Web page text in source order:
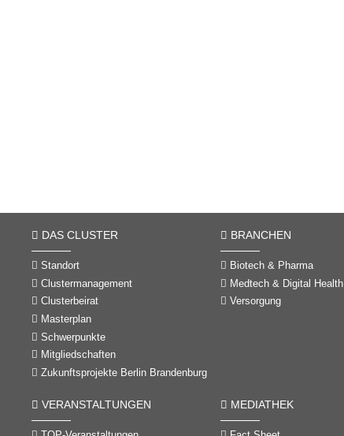
DAS CLUSTER
Standort
Clustermanagement
Clusterbeirat
Masterplan
Schwerpunkte
Mitgliedschaften
Zukunftsprojekte Berlin Brandenburg
BRANCHEN
Biotech & Pharma
Medtech & Digital Health
Versorgung
VERANSTALTUNGEN MEDIATHEK